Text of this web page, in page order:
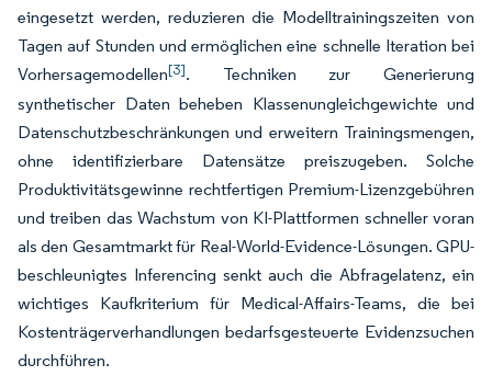
eingesetzt werden, reduzieren die Modelltrainingszeiten von
Tagen auf Stunden und ermöglichen eine schnelle Iteration bei
Vorhersagemodellen[3]. Techniken zur Generierung
synthetischer Daten beheben Klassenungleichgewichte und
Datenschutzbeschränkungen und erweitern Trainingsmengen,
ohne identifizierbare Datensätze preiszugeben. Solche
Produktivitätsgewinne rechtfertigen Premium-Lizenzgebühren
und treiben das Wachstum von KI-Plattformen schneller voran
als den Gesamtmarkt für Real-World-Evidence-Lösungen. GPU-
beschleunigtes Inferencing senkt auch die Abfragelatenz, ein
wichtiges Kaufkriterium für Medical-Affairs-Teams, die bei
Kostenträgerverhandlungen bedarfsgesteuerte Evidenzsuchen
durchführen.